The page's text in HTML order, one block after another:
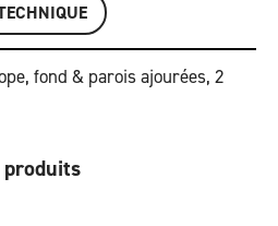
fond & parois ajourées, 2